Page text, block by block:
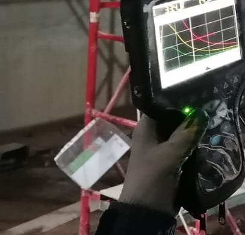
Значение и применение
Ручная сварка — одна из самых
строящихся промышленных объектах. Для сборки
Автоматизированная и роботизированная
Техники ручной сварки
Дуговая сварка с покрытым
Использовать типовые технологические карты для